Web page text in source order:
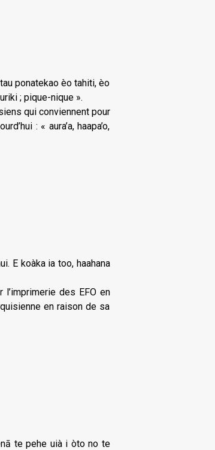
ponatekao èo tahiti, èo
; pique-nique ».
qui conviennent pour
: « aura’a, haapa’o,
E koàka ia too, haahana
des EFO en
en raison de sa
te pehe uià i òto no te